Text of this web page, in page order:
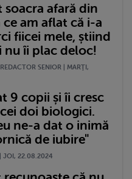
soacra afară din
ce am aflat că i-a
fiicei mele, știind
nu îi plac deloc!
SENIOR | MARŢI,
9 copii și îi cresc
doi biologici.
ne-a dat o inimă
de iubire"
JOI, 22.08.2024